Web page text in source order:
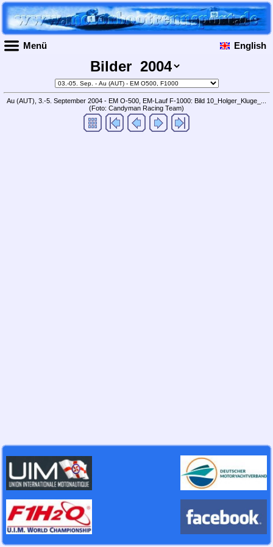
Menü English
Bilder
Au (AUT), 3.-5. September 2004 - EM O-500, EM-Lauf F-1000: Bild 10_Holger_Kluge_...
(Foto: Candyman Racing Team)